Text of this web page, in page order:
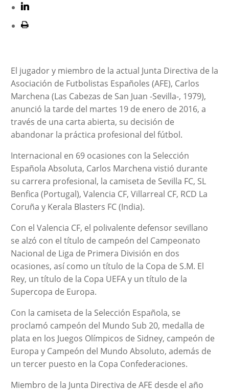
El jugador y miembro de la actual Junta Directiva de la
Asociación de Futbolistas Españoles (AFE), Carlos
Marchena (Las Cabezas de San Juan -Sevilla-, 1979),
anunció la tarde del martes 19 de enero de 2016, a
través de una carta abierta, su decisión de
abandonar la práctica profesional del fútbol.
Internacional en 69 ocasiones con la Selección
Española Absoluta, Carlos Marchena vistió durante
su carrera profesional, la camiseta de Sevilla FC, SL
Benfica (Portugal), Valencia CF, Villarreal CF, RCD La
Coruña y Kerala Blasters FC (India).
Con el Valencia CF, el polivalente defensor sevillano
se alzó con el título de campeón del Campeonato
Nacional de Liga de Primera División en dos
ocasiones, así como un título de la Copa de S.M. El
Rey, un título de la Copa UEFA y un título de la
Supercopa de Europa.
Con la camiseta de la Selección Española, se
proclamó campeón del Mundo Sub 20, medalla de
plata en los Juegos Olímpicos de Sidney, campeón de
Europa y Campeón del Mundo Absoluto, además de
un tercer puesto en la Copa Confederaciones.
Miembro de la Junta Directiva de AFE desde el año